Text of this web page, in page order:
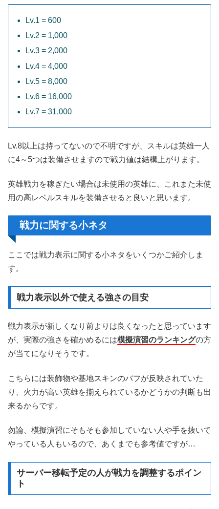
Lv.1 = 600
Lv.2 = 1,000
Lv.3 = 2,000
Lv.4 = 4,000
Lv.5 = 8,000
Lv.6 = 16,000
Lv.7 = 31,000
Lv.8以上は持ってないので不明ですが、スキルは英雄一人
に4～5つは装備させますので戦力値は結構上がります。
英雄戦力を稼ぎたい場合は未使用の英雄に、これまた未使
用の高レベルスキルを装備させると良いと思います。
戦力に関する小ネタ
ここでは戦力表示に関する小ネタをいくつかご紹介しま
す。
戦力表示以外で使える強さの目安
戦力表示が新しくなり前よりは良くなったと思っています
が、実際の強さを確かめるには模擬演習のランキングの方
が当てになりそうです。
こちらには装飾物や基地スキンのバフが反映されていた
り、火力が高い英雄を揃えられているかどうかの判断も出
来るからです。
勿論、模擬演習にそもそも参加していない人や手を抜いて
やっている人もいるので、あくまでも参考値ですが…
サーバー移転予定の人が戦力を調整するポイン
ト